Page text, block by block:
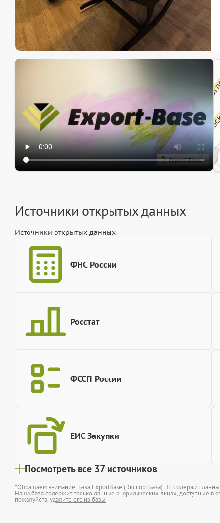
Источники открытых данных
Источники открытых данных
ФНС России
Росстат
ФССП России
ЕИС Закупки
Посмотреть все 37 источников
*Обращаем внимание: База ExportBase (ЭкспортБаза) НЕ содержит
Наша база содержит только данные о юридических лицах, доступные в
пожалуйста,удалите его из базы